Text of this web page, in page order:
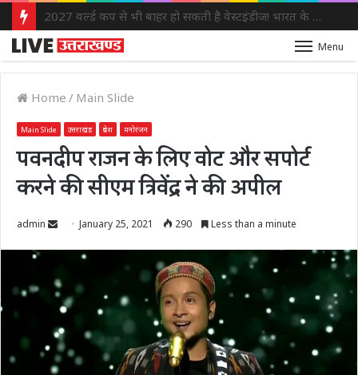
2027 वर्ल्ड कप से भी बाहर हो सकती है वेस्टइंडीज! भारत के खिलाफ जीत भी नहीं होगी काफी
Menu
Home / Main Slide
Main Slide उत्तराखंड प्रदेश मनोरंजन
पवनदीप राजन के लिए वोट और सपोर्ट
करने की सीएम त्रिवेंद्र ने की अपील
admin
Send
email
January 25, 2021 290 Less than a minute